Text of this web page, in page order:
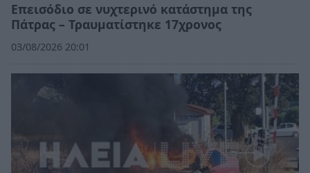
Επεισόδιο σε νυχτερινό κατάστημα της
Πάτρας – Τραυματίστηκε 17χρονος
03/08/2026 20:01